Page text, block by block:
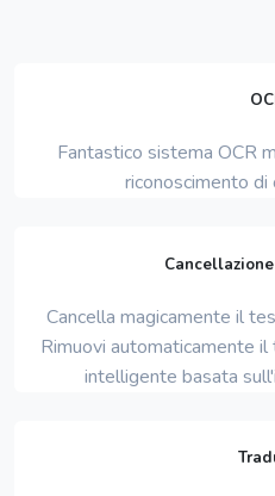
Fantastico sistema OCR
riconoscimento
Cancella magicamente il
Rimuovi automaticamente
intelligente basata